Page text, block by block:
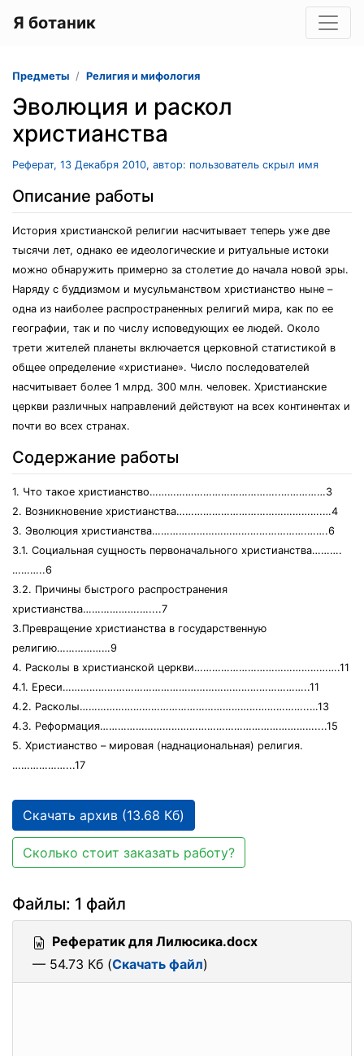
Я ботаник
Предметы Религия и мифология
Эволюция и раскол
христианства
Реферат, 13 Декабря 2010, автор: пользователь скрыл имя
Описание работы
История христианской религии насчитывает теперь уже две
тысячи лет, однако ее идеологические и ритуальные истоки
можно обнаружить примерно за столетие до начала новой эры.
Наряду с буддизмом и мусульманством христианство ныне –
одна из наиболее распространенных религий мира, как по ее
географии, так и по числу исповедующих ее людей. Около
трети жителей планеты включается церковной статистикой в
общее определение «христиане». Число последователей
насчитывает более 1 млрд. 300 млн. человек. Христианские
церкви различных направлений действуют на всех континентах и
почти во всех странах.
Содержание работы
1. Что такое христианство……………………………………..……………3
2. Возникновение христианства………………………………………….…4
3. Эволюция христианства…………………………………………….…….6
3.1. Социальная сущность первоначального христианства……….
………..6
3.2. Причины быстрого распространения
христианства……………….…....7
3.Превращение христианства в государственную
религию………………9
4. Расколы в христианской церкви………………………………………….11
4.1. Ереси………………………………………………………………………..11
4.2. Расколы…………………………………………………………………..…13
4.3. Реформация………………………………………………………………....15
5. Христианство – мировая (наднациональная) религия.
………………...17
Скачать архив (13.68 Кб)
Сколько стоит заказать работу?
Файлы: 1 файл
Рефератик для Лилюсика.docx
— 54.73 Кб (Скачать файл)